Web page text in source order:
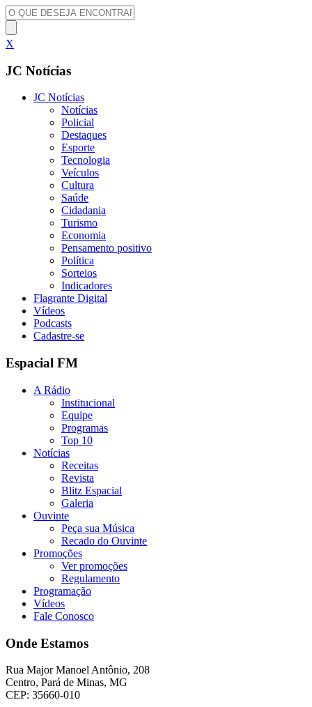
X
JC Notícias
JC Notícias
Notícias
Policial
Destaques
Esporte
Tecnologia
Veículos
Cultura
Saúde
Cidadania
Turismo
Economia
Pensamento positivo
Política
Sorteios
Indicadores
Flagrante Digital
Vídeos
Podcasts
Cadastre-se
Espacial FM
A Rádio
Institucional
Equipe
Programas
Top 10
Notícias
Receitas
Revista
Blitz Espacial
Galeria
Ouvinte
Peça sua Música
Recado do Ouvinte
Promoções
Ver promoções
Regulamento
Programação
Vídeos
Fale Conosco
Onde Estamos
Rua Major Manoel Antônio, 208
Centro, Pará de Minas, MG
CEP: 35660-010